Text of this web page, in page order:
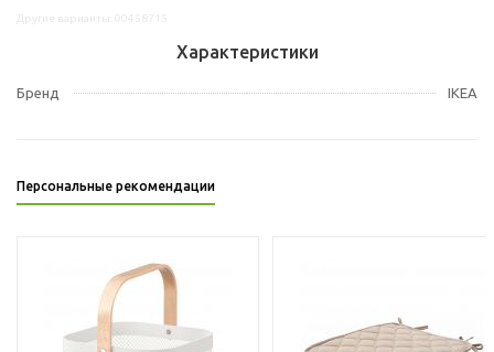
Характеристики
Бренд IKEA
Персональные рекомендации